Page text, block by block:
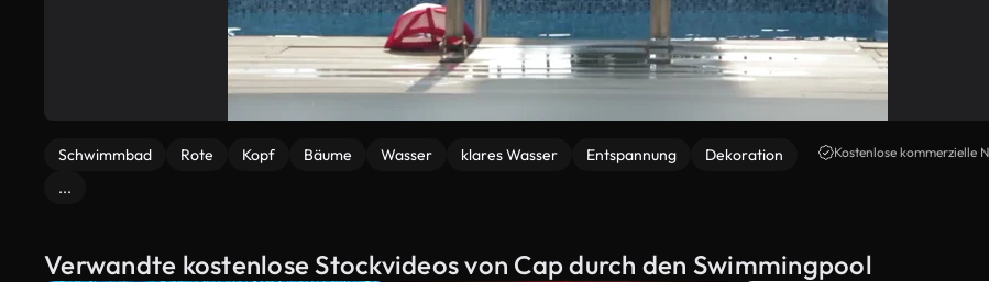
Schwimmbad Rote Kopf Bäume Wasser klares Wasser Entspannung
Dekoration
...
Kostenlose kommerzielle
Verwandte kostenlose Stockvideos von Cap durch den Swimmingpool